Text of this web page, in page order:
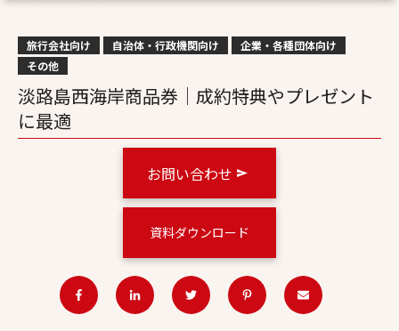
旅行会社向け 自治体・行政機関向け
企業・各種団体向け
その他
淡路島西海岸商品券｜成約特典やプレゼント
に最適
お問い合わせ
資料ダウンロード